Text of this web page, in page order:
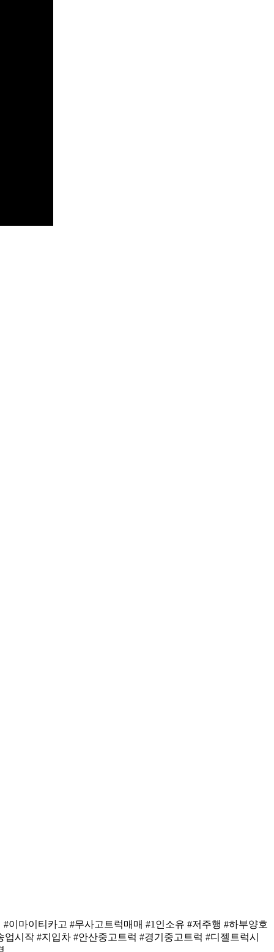
이마이티카고 #무사고트럭매매 #1인소유 #저주행 #하부양호
시작 #지입차 #안산중고트럭 #경기중고트럭 #디젤트럭시